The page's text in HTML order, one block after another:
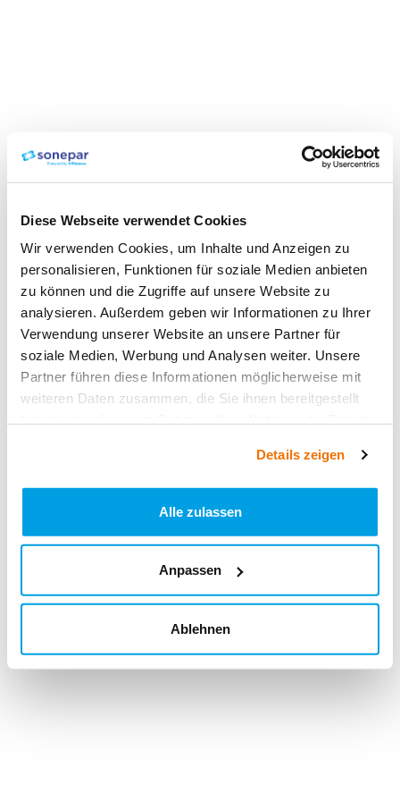
Diese Webseite verwendet Cookies
Wir verwenden Cookies, um Inhalte und Anzeigen zu
personalisieren, Funktionen für soziale Medien anbieten
zu können und die Zugriffe auf unsere Website zu
analysieren. Außerdem geben wir Informationen zu Ihrer
Verwendung unserer Website an unsere Partner für
soziale Medien, Werbung und Analysen weiter. Unsere
Partner führen diese Informationen möglicherweise mit
weiteren Daten zusammen, die Sie ihnen bereitgestellt
Details zeigen
Alle zulassen
Anpassen
Ablehnen